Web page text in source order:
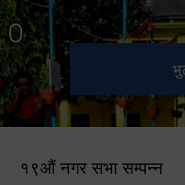
हेटौंडा
मनकामना
१९औं नगर सभा सम्पन्न